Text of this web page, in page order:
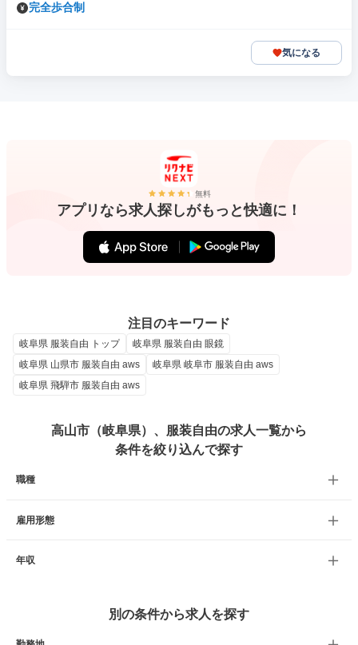
完全歩合制
気になる
無料
アプリなら求人探しがもっと快適に！
注目のキーワード
岐阜県 服装自由 トップ
岐阜県 服装自由 眼鏡
岐阜県 山県市 服装自由 aws
岐阜県 岐阜市 服装自由 aws
岐阜県 飛騨市 服装自由 aws
高山市（岐阜県）、服装自由の求人一覧から
条件を絞り込んで探す
職種
雇用形態
年収
別の条件から求人を探す